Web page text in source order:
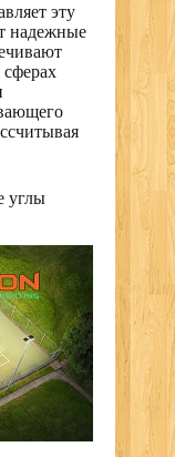
эту
надежные
углы